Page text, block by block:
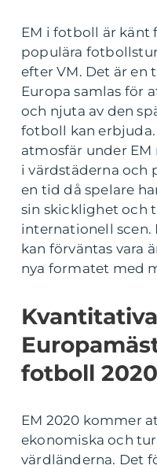
EM i fotboll är känt
populära
efter VM. Det är en
Europa samlas för
och njuta av den
fotboll kan
atmosfär under
i värdstäderna och
en tid då spelare
sin skicklighet och
internationell scen.
kan förväntas vara
nya formatet med
fotboll 2020
EM 2020 kommer
ekonomiska och
värdländerna. Det